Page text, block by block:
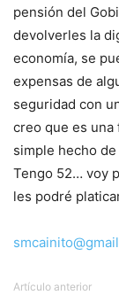
pensión del
devolverles la
economía, se
expensas de
seguridad con
creo que es
simple hecho
Tengo 52… voy
les podré
Artículo anterior